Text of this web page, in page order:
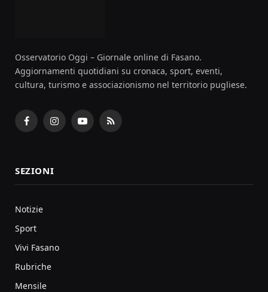
Osservatorio Oggi – Giornale online di Fasano.
Aggiornamenti quotidiani su cronaca, sport, eventi,
cultura, turismo e associazionismo nel territorio pugliese.
FacebookInstagramYouTubeRSS
SEZIONI
Notizie
Sport
Vivi Fasano
Rubriche
Mensile